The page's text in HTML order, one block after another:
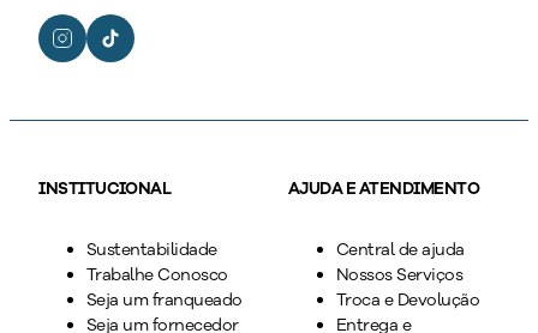
INSTITUCIONAL
Sustentabilidade
Trabalhe Conosco
Seja um franqueado
Seja um fornecedor
AJUDA E ATENDIMENTO
Central de ajuda
Nossos Serviços
Troca e Devolução
Entrega e